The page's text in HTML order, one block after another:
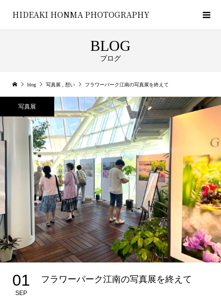
HIDEAKI HONMA PHOTOGRAPHY
BLOG
ブログ
blog 写真展 想い フラワーパーク江南の写真展を終えて
写真展
01
SEP
フラワーパーク江南の写真展を終えて